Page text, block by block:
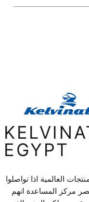
EGYPT
العالمية اذا تواصلوا
مركز المساعدة انهم